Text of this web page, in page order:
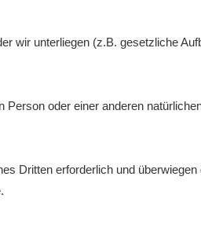
wir unterliegen (z.B. gesetzliche
oder einer anderen
Dritten erforderlich und